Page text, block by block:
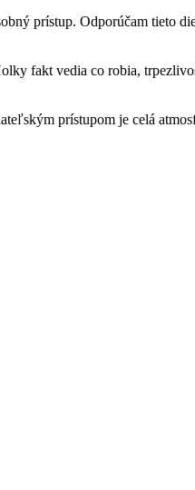
prístup. Odporúčam tieto
fakt vedia co robia,
prístupom je celá